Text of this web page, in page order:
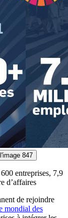
847
entreprises, 7,9
d’affaires
de rejoindre
mondial des